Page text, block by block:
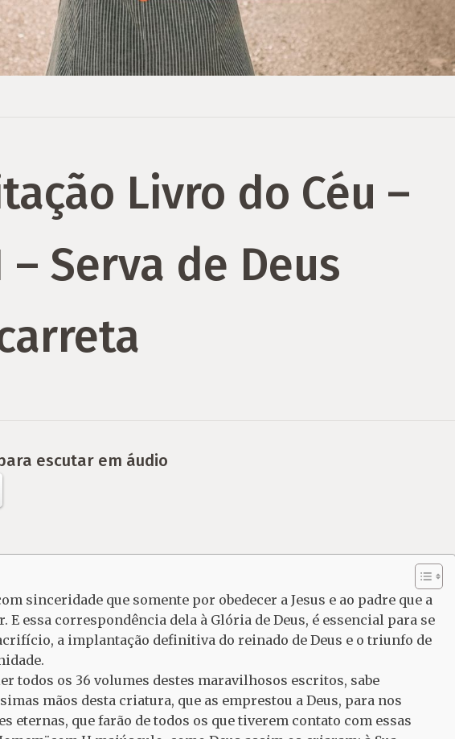
Livro do Céu –
– Serva de Deus
escutar em áudio
sinceridade que somente por obedecer a Jesus e ao padre que a
E essa correspondência dela à Glória de Deus, é essencial para se
a implantação definitiva do reinado de Deus e o triunfo de
todos os 36 volumes destes maravilhosos escritos, sabe
mãos desta criatura, que as emprestou a Deus, para nos
eternas, que farão de todos os que tiverem contato com essas